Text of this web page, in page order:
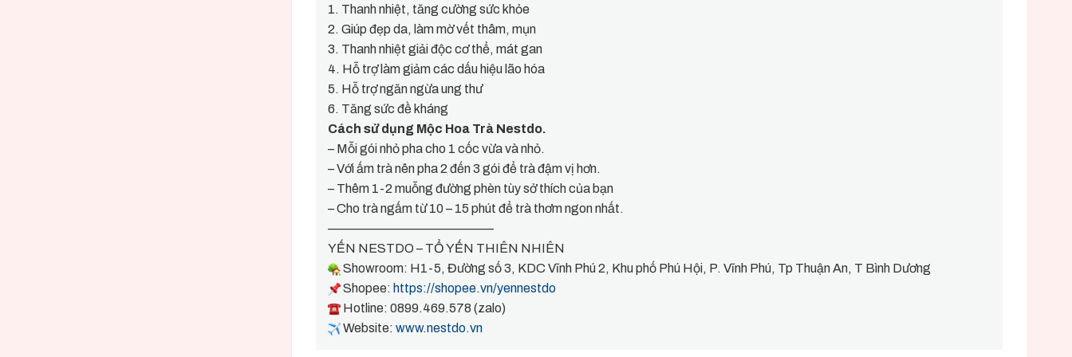
1. Thanh nhiệt, tăng cường sức khỏe
2. Giúp đẹp da, làm mờ vết thâm, mụn
3. Thanh nhiệt giải độc cơ thể, mát gan
4. Hỗ trợ làm giảm các dấu hiệu lão hóa
5. Hỗ trợ ngăn ngừa ung thư
6. Tăng sức đề kháng
Cách sử dụng Mộc Hoa Trà Nestdo.
– Mỗi gói nhỏ pha cho 1 cốc vừa và nhỏ.
– Với ấm trà nên pha 2 đến 3 gói để trà đậm vị hơn.
– Thêm 1-2 muỗng đường phèn tùy sở thích của bạn
– Cho trà ngấm từ 10 – 15 phút để trà thơm ngon nhất.
—————————————
YẾN NESTDO – TỔ YẾN THIÊN NHIÊN
Showroom: H1-5, Đường số 3, KDC Vĩnh Phú 2, Khu phố Phú Hội, P. Vĩnh Phú, Tp Thuận An, T Bình Dương
Shopee: https://shopee.vn/yennestdo
Hotline: 0899.469.578 (zalo)
Website: www.nestdo.vn